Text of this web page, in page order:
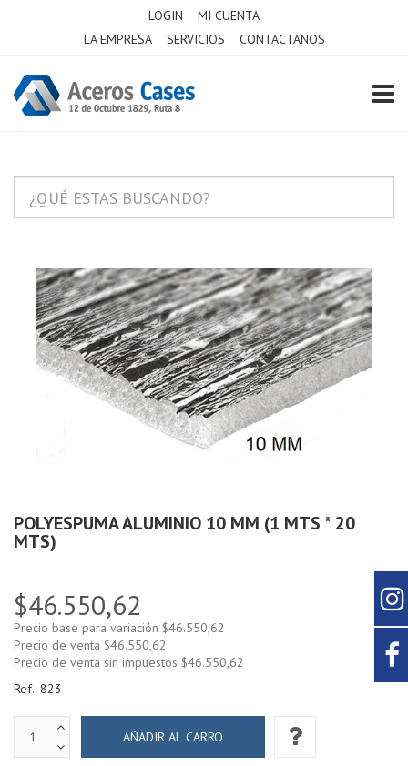
LOGIN
MI CUENTA
LA EMPRESA
SERVICIOS CONTACTANOS
POLYESPUMA ALUMINIO 10 MM (1 MTS * 20
MTS)
$46.550,62
Precio base para variación $46.550,62
Precio de venta $46.550,62
Precio de venta sin impuestos $46.550,62
Ref.: 823